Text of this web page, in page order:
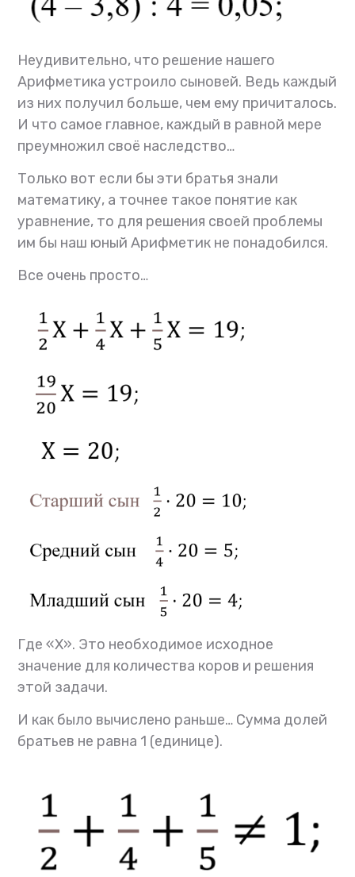
Неудивительно, что решение нашего
Арифметика устроило сыновей. Ведь каждый
из них получил больше, чем ему причиталось.
И что самое главное, каждый в равной мере
преумножил своё наследство…
Только вот если бы эти братья знали
математику, а точнее такое понятие как
уравнение, то для решения своей проблемы
им бы наш юный Арифметик не понадобился.
Все очень просто…
Где «Х». Это необходимое исходное
значение для количества коров и решения
этой задачи.
И как было вычислено раньше… Сумма долей
братьев не равна 1 (единице).